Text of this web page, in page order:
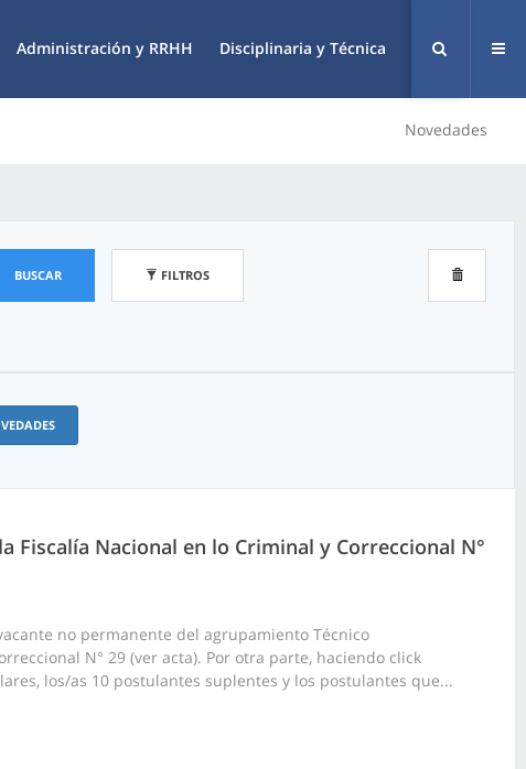
Administración y RRHH Disciplinaria y Técnica
Novedades
BUSCAR FILTROS
Nacional en lo Criminal y Correccional N°
no permanente del agrupamiento Técnico
N° 29 (ver acta). Por otra parte, haciendo click
los/as 10 postulantes suplentes y los postulantes que...